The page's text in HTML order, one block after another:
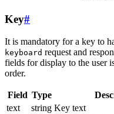
Key#
It is mandatory for a key to
keyboard request and
fields for display to the user
order.
Field Type
text
string Key text